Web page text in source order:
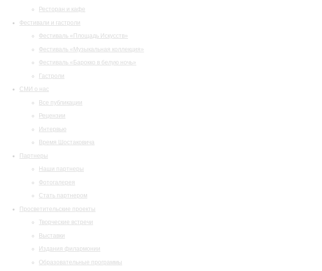
Ресторан и кафе
Фестивали и гастроли
Фестиваль «Площадь Искусств»
Фестиваль «Музыкальная коллекция»
Фестиваль «Барокко в белую ночь»
Гастроли
СМИ о нас
Все публикации
Рецензии
Интервью
Время Шостаковича
Партнеры
Наши партнеры
Фотогалерея
Стать партнером
Просветительские проекты
Творческие встречи
Выставки
Издания филармонии
Образовательные программы